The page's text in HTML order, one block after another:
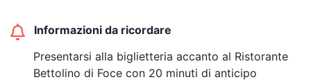
Informazioni da ricordare
Presentarsi alla biglietteria accanto al Ristorante
Bettolino di Foce con 20 minuti di anticipo